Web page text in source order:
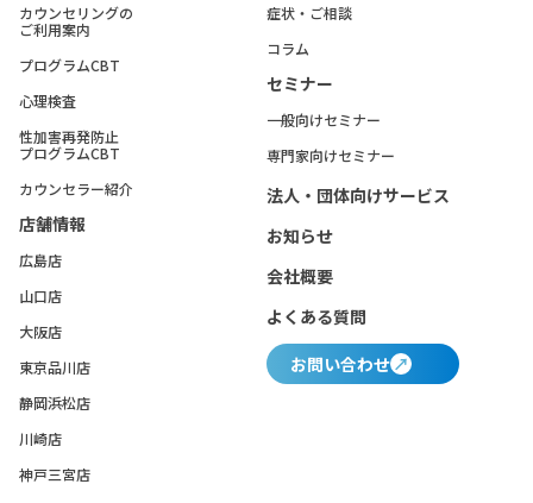
カウンセリングの
ご利用案内
プログラムCBT
心理検査
性加害再発防止
プログラムCBT
カウンセラー紹介
店舗情報
広島店
山口店
大阪店
東京品川店
静岡浜松店
川崎店
神戸三宮店
症状・ご相談
コラム
セミナー
一般向けセミナー
専門家向けセミナー
法人・団体向けサービス
お知らせ
会社概要
よくある質問
お問い合わせ